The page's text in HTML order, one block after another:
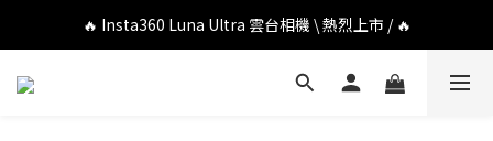
🔥 DJI OSMO POCKET 4P 口袋相機 \ 熱烈上市 / 🔥
🔥 Insta360 Luna Ultra 雲台相機 \ 熱烈上市 / 🔥
🔥 Insta360 GO Ultra Hello Kitty 聯名限定套裝 \ 時尚上市 / 🔥